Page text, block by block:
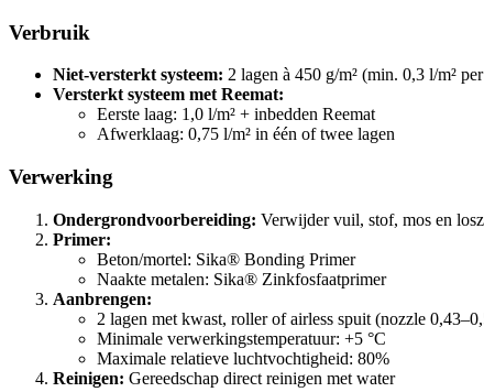
Verbruik
Niet-versterkt systeem: 2 lagen à 450 g/m² (min. 0,3 l/m²
Versterkt systeem met Reemat:
Eerste laag: 1,0 l/m² + inbedden Reemat
Afwerklaag: 0,75 l/m² in één of twee lagen
Verwerking
Ondergrondvoorbereiding: Verwijder vuil, stof, mos en
Primer:
Beton/mortel: Sika® Bonding Primer
Naakte metalen: Sika® Zinkfosfaatprimer
Aanbrengen:
2 lagen met kwast, roller of airless spuit (nozzle
Minimale verwerkingstemperatuur: +5 °C
Maximale relatieve luchtvochtigheid: 80%
Reinigen: Gereedschap direct reinigen met water